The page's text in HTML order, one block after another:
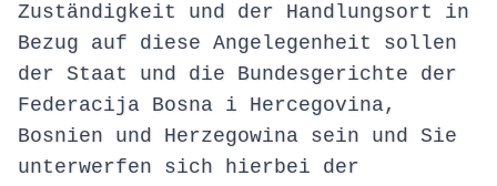
Zuständigkeit und der Handlungsort in
Bezug auf diese Angelegenheit sollen
der Staat und die Bundesgerichte der
Federacija Bosna i Hercegovina,
Bosnien und Herzegowina sein und Sie
unterwerfen sich hierbei der